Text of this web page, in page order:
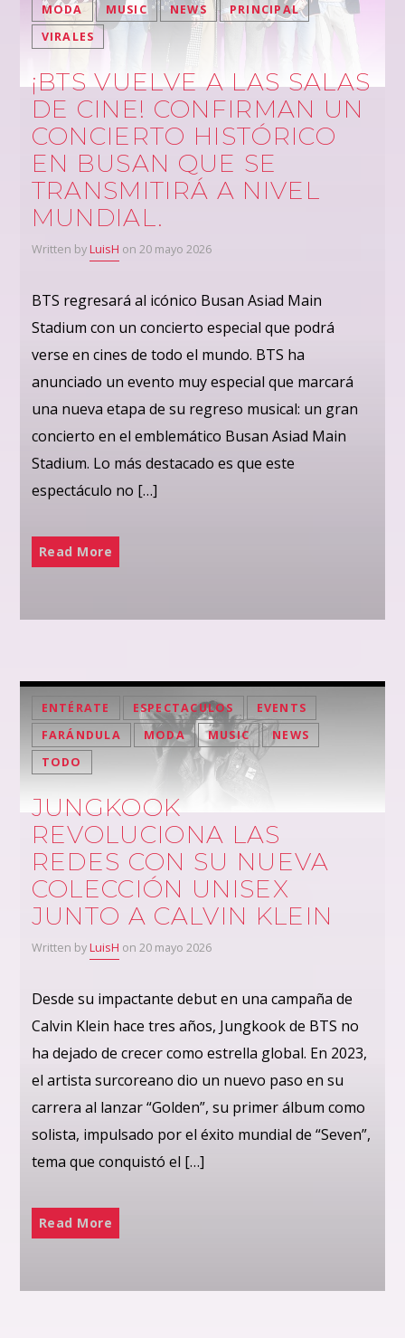
MODA
MUSIC NEWS
PRINCIPAL
VIRALES
¡BTS VUELVE A LAS SALAS
DE CINE! CONFIRMAN UN
CONCIERTO HISTÓRICO
EN BUSAN QUE SE
TRANSMITIRÁ A NIVEL
MUNDIAL.
Written by LuisH on 20 mayo 2026
BTS regresará al icónico Busan Asiad Main
Stadium con un concierto especial que podrá
verse en cines de todo el mundo. BTS ha
anunciado un evento muy especial que marcará
una nueva etapa de su regreso musical: un gran
concierto en el emblemático Busan Asiad Main
Stadium. Lo más destacado es que este
espectáculo no […]
Read More
ENTÉRATE ESPECTACULOS
EVENTS
FARÁNDULA
MODA MUSIC
NEWS
TODO
JUNGKOOK
REVOLUCIONA LAS
REDES CON SU NUEVA
COLECCIÓN UNISEX
JUNTO A CALVIN KLEIN
Written byLuisH on 20 mayo 2026
Desde su impactante debut en una campaña de
Calvin Klein hace tres años, Jungkook de BTS no
ha dejado de crecer como estrella global. En 2023,
el artista surcoreano dio un nuevo paso en su
carrera al lanzar “Golden”, su primer álbum como
solista, impulsado por el éxito mundial de “Seven”,
tema que conquistó el […]
Read More